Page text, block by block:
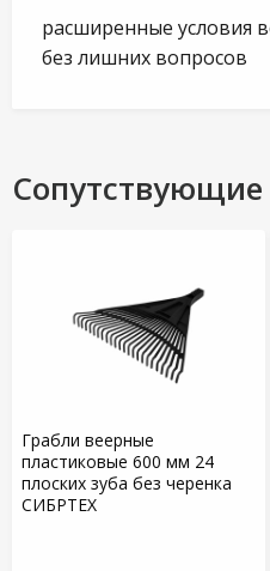
расширенные условия
без лишних вопросов
Грабли веерные
пластиковые 600 мм 24
плоских зуба без черенка
СИБРТЕХ